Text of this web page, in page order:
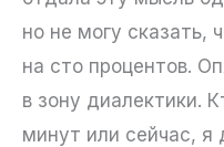
но не могу сказать,
на сто процентов.
в зону диалектики.
минут или сейчас, я